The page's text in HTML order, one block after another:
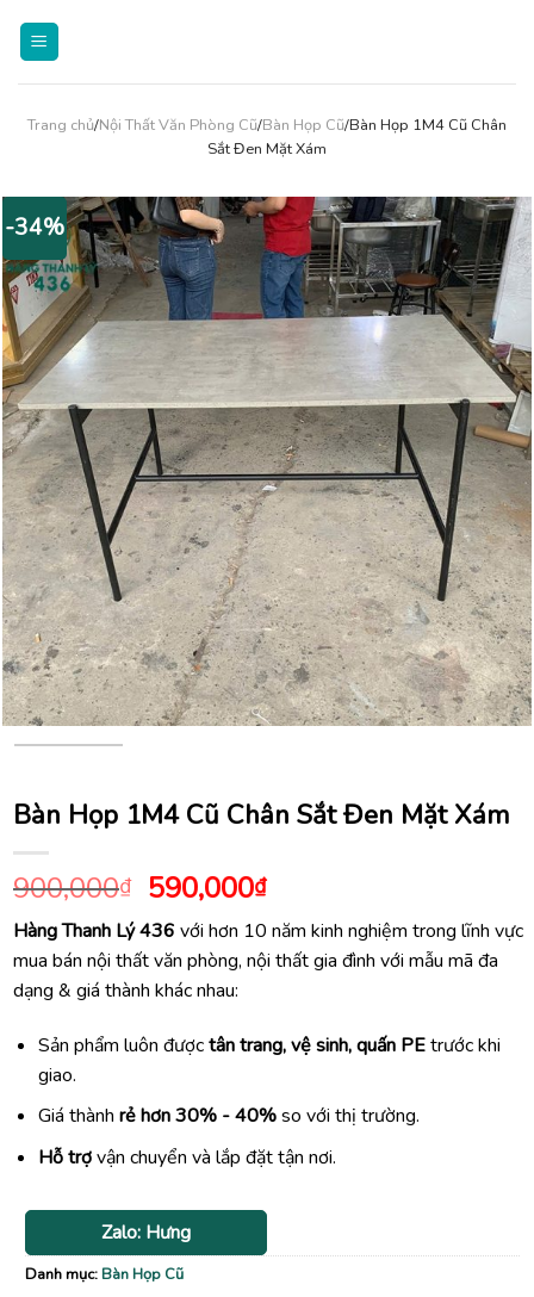
Trang chủ/Nội Thất Văn Phòng Cũ/Bàn Họp Cũ/Bàn Họp 1M4 Cũ Chân
Sắt Đen Mặt Xám
-34%
Bàn Họp 1M4 Cũ Chân Sắt Đen Mặt Xám
900,000₫ Giá
gốc
là:
900,000₫.
590,000₫Giá
hiện
tại
là:
Hàng Thanh Lý 436 với hơn 10 năm kinh nghiệm trong lĩnh vực
mua bán nội thất văn phòng, nội thất gia đình với mẫu mã đa
dạng & giá thành khác nhau:
Sản phẩm luôn đượctân trang, vệ sinh, quấn PEtrước khi
giao.
Giá thành rẻ hơn 30% - 40%so với thị trường.
Hỗ trợvận chuyển và lắp đặt tận nơi.
Zalo: Hưng
Danh mục:Bàn Họp Cũ